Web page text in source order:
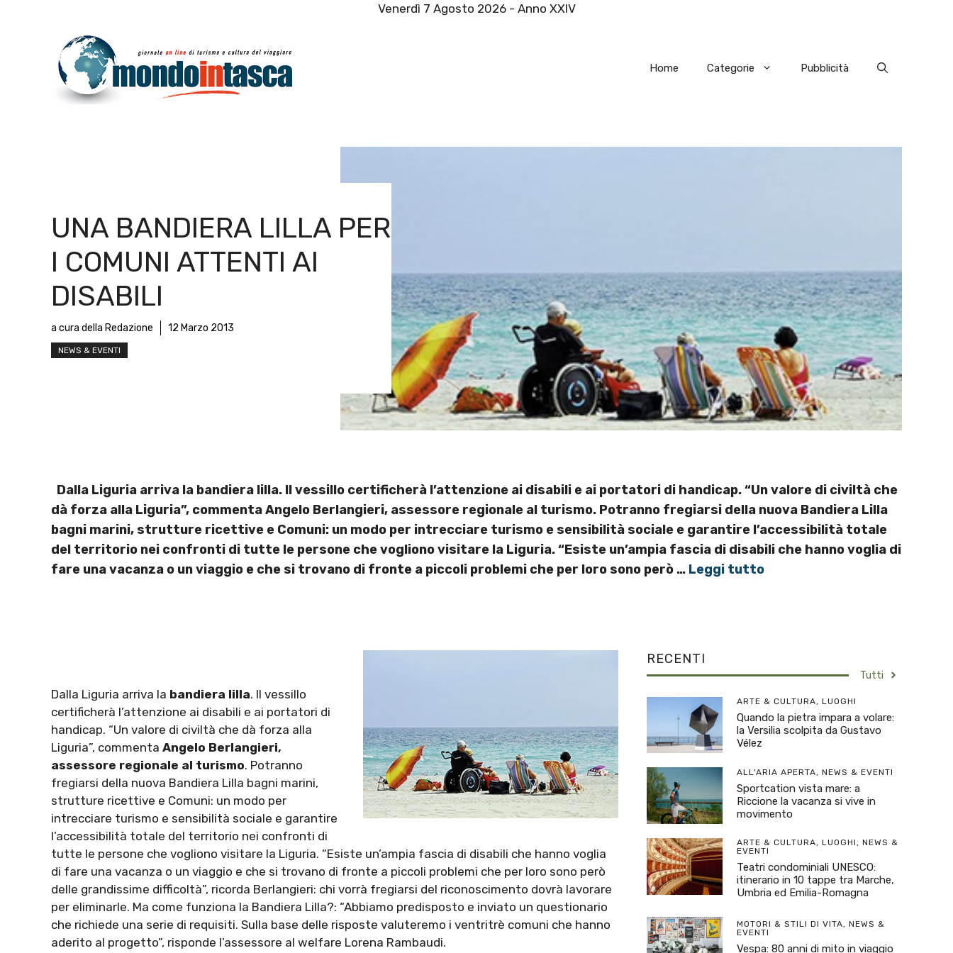
Venerdì 7 Agosto 2026 - Anno XXIV
Home Categorie Pubblicità
UNA BANDIERA LILLA PER
I COMUNI ATTENTI AI
DISABILI
a cura della Redazione 12 Marzo 2013
NEWS & EVENTI
Dalla Liguria arriva la bandiera lilla. Il vessillo certificherà l’attenzione ai disabili e ai portatori di handicap. “Un valore di civiltà che
dà forza alla Liguria”, commenta Angelo Berlangieri, assessore regionale al turismo. Potranno fregiarsi della nuova Bandiera Lilla
bagni marini, strutture ricettive e Comuni: un modo per intrecciare turismo e sensibilità sociale e garantire l’accessibilità totale
del territorio nei confronti di tutte le persone che vogliono visitare la Liguria. “Esiste un’ampia fascia di disabili che hanno voglia di
fare una vacanza o un viaggio e che si trovano di fronte a piccoli problemi che per loro sono però … Leggi tutto
Dalla Liguria arriva la bandiera lilla. Il vessillo
certificherà l’attenzione ai disabili e ai portatori di
handicap. “Un valore di civiltà che dà forza alla
Liguria”, commenta Angelo Berlangieri,
assessore regionale al turismo. Potranno
fregiarsi della nuova Bandiera Lilla bagni marini,
strutture ricettive e Comuni: un modo per
intrecciare turismo e sensibilità sociale e garantire
l’accessibilità totale del territorio nei confronti di
tutte le persone che vogliono visitare la Liguria. “Esiste un’ampia fascia di disabili che hanno voglia
di fare una vacanza o un viaggio e che si trovano di fronte a piccoli problemi che per loro sono però
delle grandissime difficoltà”, ricorda Berlangieri: chi vorrà fregiarsi del riconoscimento dovrà lavorare
per eliminarle. Ma come funziona la Bandiera Lilla?: “Abbiamo predisposto e inviato un questionario
che richiede una serie di requisiti. Sulla base delle risposte valuteremo i ventritrè comuni che hanno
aderito al progetto”, risponde l’assessore al welfare Lorena Rambaudi.
RECENTI
Tutti
ARTE & CULTURA, LUOGHI
Quando la pietra impara a volare:
la Versilia scolpita da Gustavo
Vélez
ALL'ARIA APERTA, NEWS & EVENTI
Sportcation vista mare: a
Riccione la vacanza si vive in
movimento
ARTE & CULTURA, LUOGHI, NEWS &
EVENTI
Teatri condominiali UNESCO:
itinerario in 10 tappe tra Marche,
Umbria ed Emilia-Romagna
MOTORI & STILI DI VITA, NEWS &
EVENTI
Vespa: 80 anni di mito in viaggio